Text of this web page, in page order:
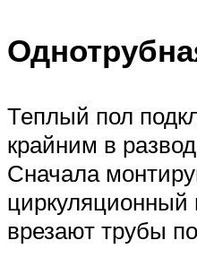
Теплый пол
крайним в
Сначала
циркуляционный
врезают трубы